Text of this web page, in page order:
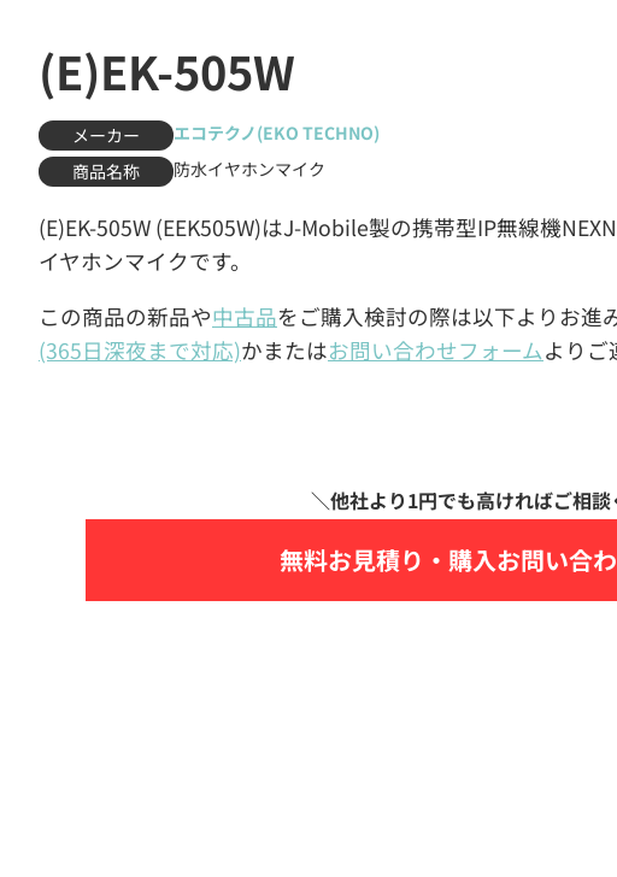
(E)EK-505W
メーカー
エコテクノ(EKO TECHNO)
商品名称
防水イヤホンマイク
(E)EK-505W (EEK505W)はJ-Mobile製の携帯型IP無線機
イヤホンマイクです。
この商品の新品や中古品をご購入検討の際は以下よりお進
(365日深夜まで対応)かまたはお問い合わせフォームよりご
無料お見積り・ 購入お問い合